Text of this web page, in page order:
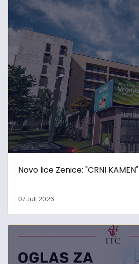
Novo lice Zenice: "CRNI KAMEN"
07 Juli 2026